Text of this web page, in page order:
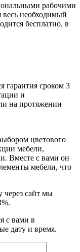
рабочими
необходимый
бесплатно, в
гарантия сроком 3
и
на протяжении
цветового
мебели,
Вместе с вами он
мебели, что
через сайт мы
.
с вами в
дату и время.